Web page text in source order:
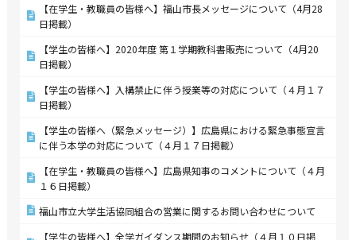
【在学生・教職員の皆様へ】福山市長メッセージについて（4月28
日掲載）
【学生の皆様へ】2020年度 第１学期教科書販売について（4月20
日掲載）
【学生の皆様へ】入構禁止に伴う授業等の対応について（４月１７
日掲載）
【学生の皆様へ（緊急メッセージ）】広島県における緊急事態宣言
に伴う本学の対応について（４月１７日掲載）
【在学生・教職員の皆様へ】広島県知事のコメントについて（４月
１６日掲載）
福山市立大学生活協同組合の営業に関するお問い合わせについて
【学生の皆様へ】全学ガイダンス期間のお知らせ（４月１０日掲